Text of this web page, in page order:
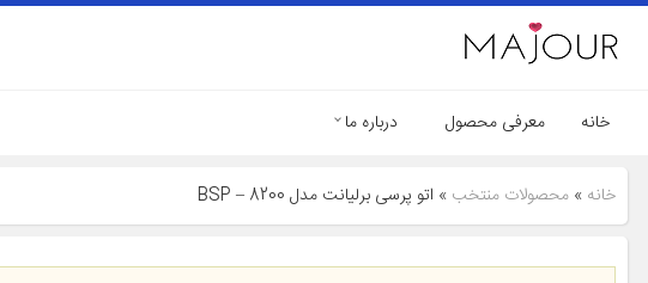
خانه معرفی محصول درباره ما
خانه » محصولات منتخب » اتو پرسی برلیانت مدل BSP – 8200